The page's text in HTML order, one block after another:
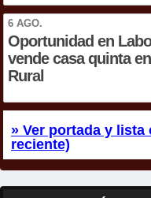
6 AGO.
Oportunidad en
vende casa quinta
Rural
» Ver portada y
reciente)